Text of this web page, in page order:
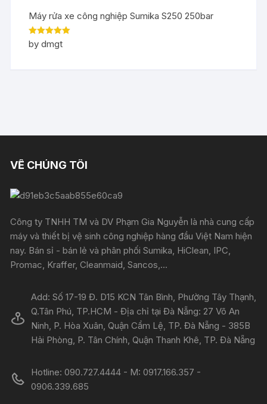
Máy rửa xe công nghiệp Sumika S250 250bar
Rated5out
of 5
by dmgt
VỀ CHÚNG TÔI
Công ty TNHH TM và DV Phạm Gia Nguyễn là nhà cung cấp
máy và thiết bị vệ sinh công nghiệp hàng đầu Việt Nam hiện
nay. Bán sỉ - bán lẻ và phân phối Sumika, HiClean, IPC,
Promac, Kraffer, Cleanmaid, Sancos,...
Add: Số 17-19 Đ. D15 KCN Tân Bình, Phường Tây Thạnh,
Q.Tân Phú, TP.HCM - Địa chỉ tại Đà Nẵng: 27 Võ An
Ninh, P. Hòa Xuân, Quận Cẩm Lệ, TP. Đà Nẵng - 385B
Hải Phòng, P. Tân Chính, Quận Thanh Khê, TP. Đà Nẵng
Hotline: 090.727.4444 - M: 0917.166.357 -
0906.339.685